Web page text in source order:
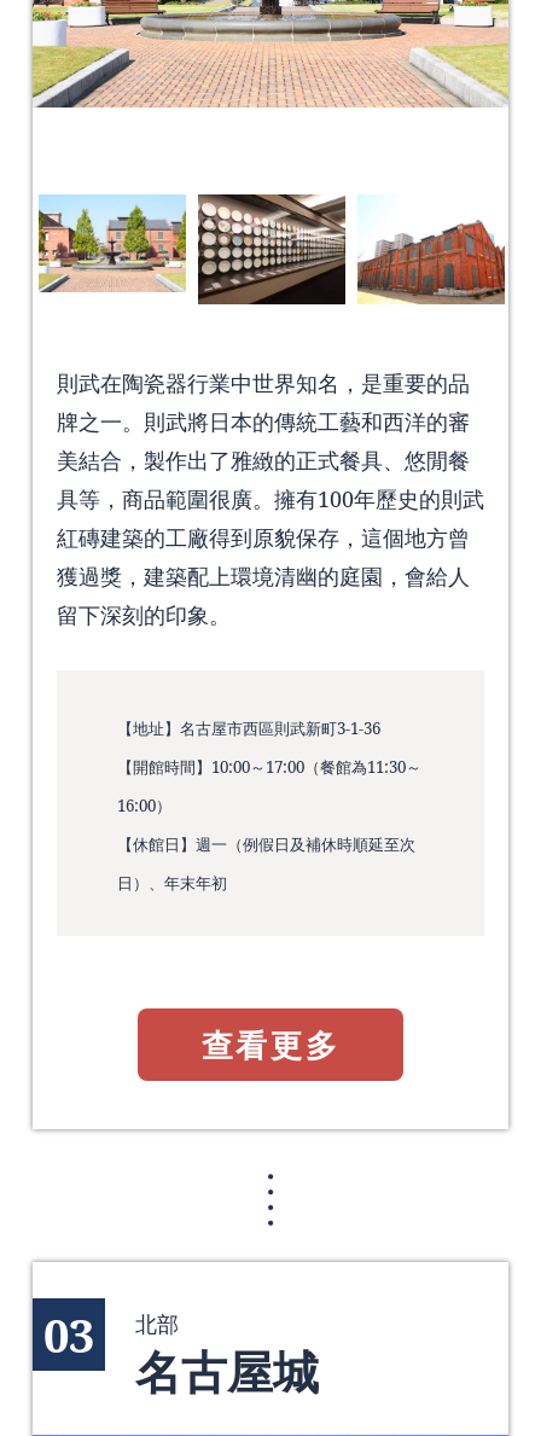
則武在陶瓷器行業中世界知名，是重要的品
牌之一。則武將日本的傳統工藝和西洋的審
美結合，製作出了雅緻的正式餐具、悠閒餐
具等，商品範圍很廣。擁有100年歷史的則武
紅磚建築的工廠得到原貌保存，這個地方曾
獲過獎，建築配上環境清幽的庭園，會給人
留下深刻的印象。
【地址】名古屋市西區則武新町3-1-36
【開館時間】10:00～17:00（餐館為11:30～
16:00）
【休館日】週一（例假日及補休時順延至次
日）、年末年初
查看更多
03 北部
名古屋城